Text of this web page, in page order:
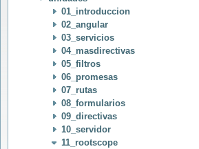
01_introduccion
02_angular
03_servicios
04_masdirectivas
05_filtros
06_promesas
07_rutas
08_formularios
09_directivas
10_servidor
11_rootscope